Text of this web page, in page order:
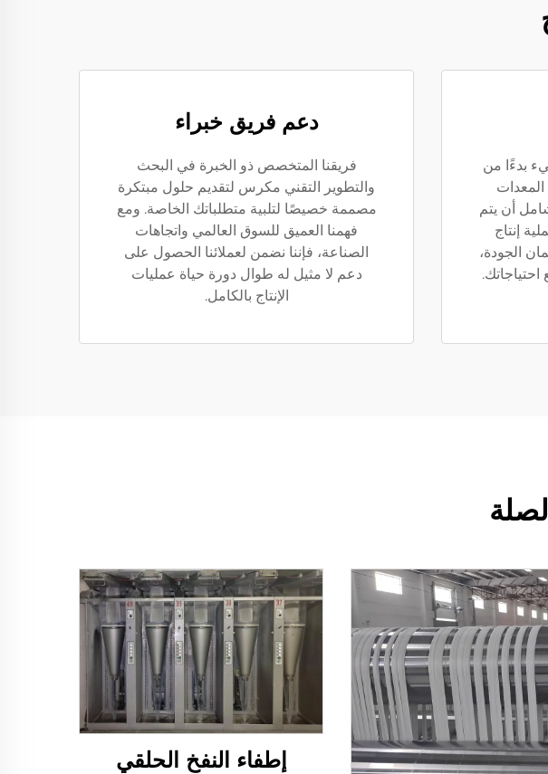
بدءًا من
أن يتم
إنتاج
الجودة،
دعم فريق خبراء
فريقنا المتخصص ذو الخبرة في البحث
والتطوير التقني مكرس لتقديم حلول مبتكرة
مصممة خصيصًا لتلبية متطلباتك الخاصة. ومع
فهمنا العميق للسوق العالمي واتجاهات
الصناعة، فإننا نضمن لعملائنا الحصول على
دعم لا مثيل له طوال دورة حياة عمليات
الإنتاج بالكامل.
إطفاء النفخ الحلقي